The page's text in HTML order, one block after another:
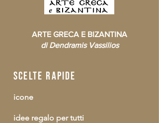
ARTE GRECA E BIZANTINA
di Dendramis Vassilios
scelte rapide
icone
idee regalo per tutti